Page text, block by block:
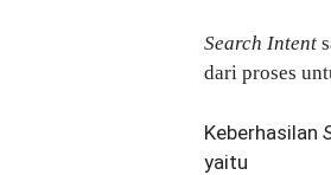
Search Intent
dari proses
Keberhasilan
yaitu